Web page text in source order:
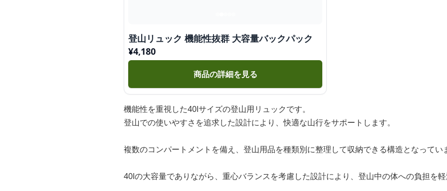
登山リュック 機能性抜群 大容量バックパック
¥4,180
商品の詳細を見る
機能性を重視した40lサイズの登山用リュックです。
登山での使いやすさを追求した設計により、快適な山行をサポートします。
複数のコンパートメントを備え、登山用品を種類別に整理して収納できる構造となってい
40lの大容量でありながら、重心バランスを考慮した設計により、登山中の体への負担を軽